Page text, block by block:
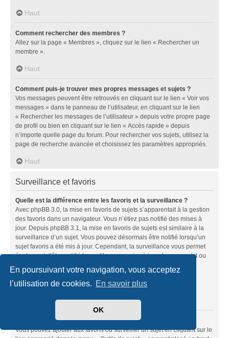
En poursuivant votre navigation, vous acceptez
l’utilisation de cookies. En savoir plus
OK
Haut
Comment rechercher des membres ?
Allez sur la page « Membres », cliquez sur le lien « Rechercher un
membre ».
Haut
Comment puis-je trouver mes propres messages et sujets ?
Vos messages peuvent être retrouvés en cliquant sur le lien « Voir vos
messages » dans le panneau de l’utilisateur, en cliquant sur le lien
« Rechercher les messages de l’utilisateur » depuis votre propre page
de profil ou bien en cliquant sur le lien « Accès rapide » depuis
n’importe quelle page du forum. Pour rechercher vos sujets, utilisez la
page de recherche avancée et choisissez les paramètres appropriés.
Haut
Surveillance et favoris
Quelle est la différence entre les favoris et la surveillance ?
Avec phpBB 3.0, la mise en favoris de sujets s’apparentait à la gestion
des favoris dans un navigateur. Vous n’étiez pas notifié des mises à
jour. Depuis phpBB 3.1, la mise en favoris de sujets est similaire à la
surveillance d’un sujet. Vous pouvez désormais être notifié lorsqu’un
sujet favoris a été mis à jour. Cependant, la surveillance vous permet
également d’être notifié lorsqu’il y a une mise à jour dans un sujet ou
surveillances peuvent être configurées depuis le panneau de
l’utilisateur dans l’onglet « Préférences du forum ».
Comment mettre en favoris ou surveiller des sujets ?
Vous pouvez ajouter aux favoris ou surveiller un sujet en cliquant sur le